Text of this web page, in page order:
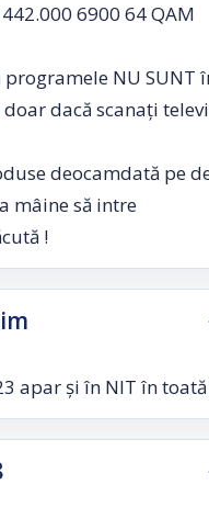
6900 64 QAM
NU SUNT
dacă scanați
deocamdată pe
mâine să intre
!
apar și în NIT în